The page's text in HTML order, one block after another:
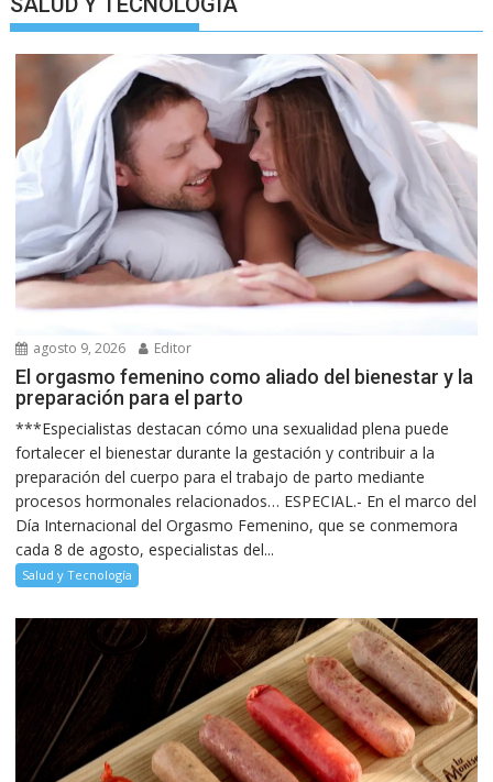
agosto 9, 2026 Editor
El orgasmo femenino como aliado del bienestar y la
preparación para el parto
***Especialistas destacan cómo una sexualidad plena puede
fortalecer el bienestar durante la gestación y contribuir a la
preparación del cuerpo para el trabajo de parto mediante
procesos hormonales relacionados… ESPECIAL.- En el marco del
Día Internacional del Orgasmo Femenino, que se conmemora
cada 8 de agosto, especialistas del...
Salud y Tecnología